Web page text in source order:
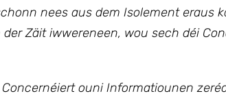
nees aus dem Isolement eraus
Zäit iwwereneen, wou sech déi
ouni Informatiounen